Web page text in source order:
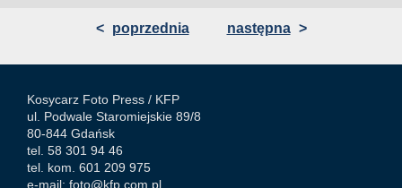
< poprzednia następna >
Kosycarz Foto Press / KFP
ul. Podwale Staromiejskie 89/8
80-844 Gdańsk
tel. 58 301 94 46
tel. kom. 601 209 975
e-mail: foto@kfp.com.pl